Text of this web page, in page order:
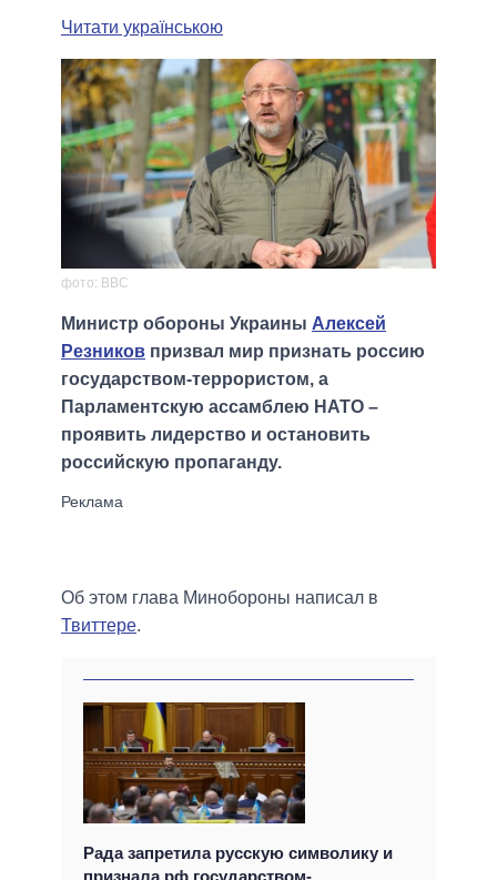
Читати українською
фото: BBC
Министр обороны Украины Алексей
Резников призвал мир признать россию
государством-террористом, а
Парламентскую ассамблею НАТО –
проявить лидерство и остановить
российскую пропаганду.
Об этом глава Минобороны написал в
Твиттере.
Рада запретила русскую символику и